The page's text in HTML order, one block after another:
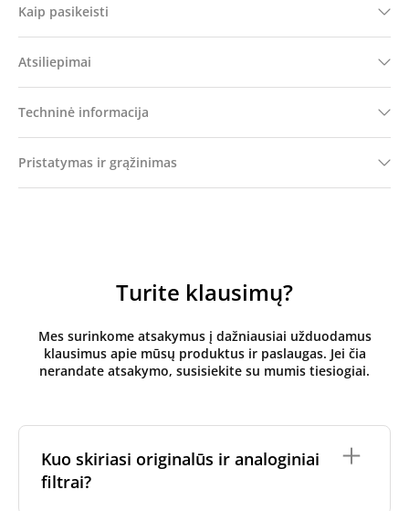
Kaip pasikeisti
Atsiliepimai
Techninė informacija
Pristatymas ir grąžinimas
Turite klausimų?
Mes surinkome atsakymus į dažniausiai užduodamus
klausimus apie mūsų produktus ir paslaugas. Jei čia
nerandate atsakymo, susisiekite su mumis tiesiogiai.
Kuo skiriasi originalūs ir analoginiai
filtrai?